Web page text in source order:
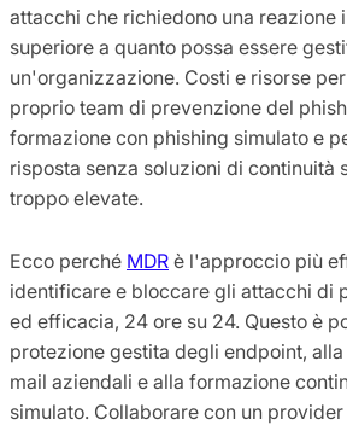
attacchi che richiedono una reazione
superiore a quanto possa essere
un'organizzazione. Costi e risorse
proprio team di prevenzione del
formazione con phishing simulato e
risposta senza soluzioni di continuità
troppo elevate.
Ecco perché MDR è l'approccio più
identificare e bloccare gli attacchi di
ed efficacia, 24 ore su 24. Questo è
protezione gestita degli endpoint,
mail aziendali e alla formazione
simulato. Collaborare con un